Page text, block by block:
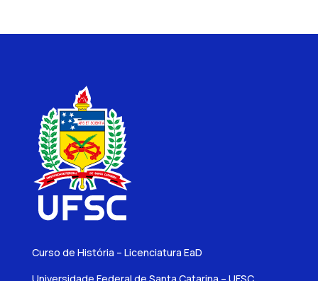
Curso de História – Licenciatura EaD